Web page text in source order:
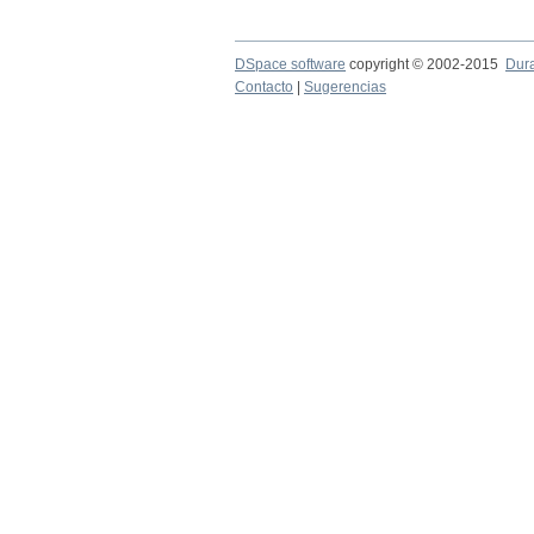
DSpace software copyright © 2002-2015
Contacto
Sugerencias